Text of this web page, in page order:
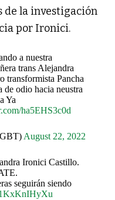
de la investigación
por Ironici.
a nuestra
trans Alejandra
transformista Pancha
de odio hacia neustra
Ya
ha5EHS3c0d
August 22, 2022
Ironici Castillo.
seguirán siendo